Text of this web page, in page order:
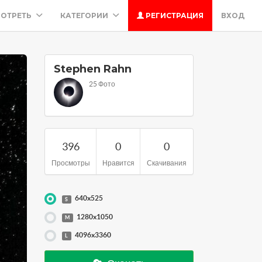
КАТЕГОРИИ РЕГИСТРАЦИЯ ВХОД
Stephen Rahn
25 Фото
396
Просмотры
0
Нравится
0
Скачивания
S 640x525
M 1280x1050
L 4096x3360